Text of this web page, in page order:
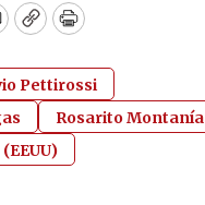
CopyPrint
Pettirossi
Rosarito Montanía